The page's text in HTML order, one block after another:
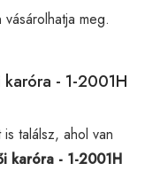
meg.
karóra - 1-2001H
találsz, ahol van
karóra - 1-2001H